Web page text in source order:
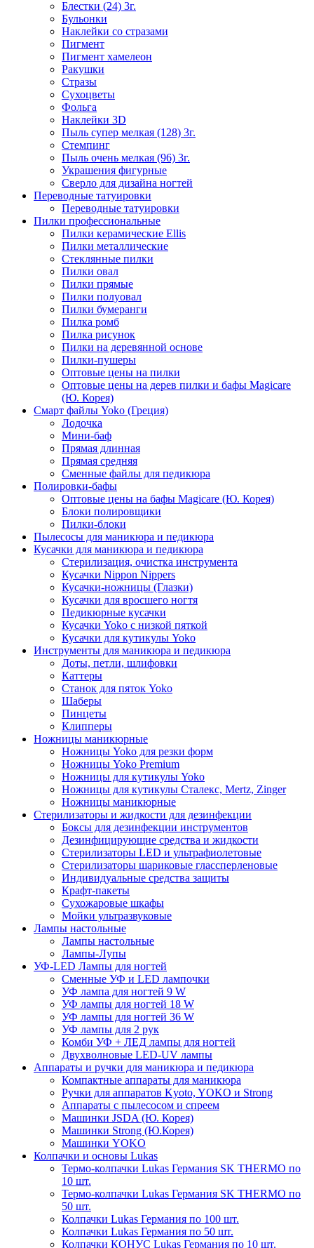
Блестки (24) 3г.
Бульонки
Наклейки со стразами
Пигмент
Пигмент хамелеон
Ракушки
Стразы
Сухоцветы
Фольга
Наклейки 3D
Пыль супер мелкая (128) 3г.
Стемпинг
Пыль очень мелкая (96) 3г.
Украшения фигурные
Сверло для дизайна ногтей
Переводные татуировки
Переводные татуировки
Пилки профессиональные
Пилки керамические Ellis
Пилки металлические
Стеклянные пилки
Пилки овал
Пилки прямые
Пилки полуовал
Пилки бумеранги
Пилка ромб
Пилка рисунок
Пилки на деревянной основе
Пилки-пушеры
Оптовые цены на пилки
Оптовые цены на дерев пилки и бафы Magicare
(Ю. Корея)
Смарт файлы Yoko (Греция)
Лодочка
Мини-баф
Прямая длинная
Прямая средняя
Сменные файлы для педикюра
Полировки-бафы
Оптовые цены на бафы Magicare (Ю. Корея)
Блоки полировщики
Пилки-блоки
Пылесосы для маникюра и педикюра
Кусачки для маникюра и педикюра
Стерилизация, очистка инструмента
Кусачки Nippon Nippers
Кусачки-ножницы (Глазки)
Кусачки для вросшего ногтя
Педикюрные кусачки
Кусачки Yoko с низкой пяткой
Кусачки для кутикулы Yoko
Инструменты для маникюра и педикюра
Доты, петли, шлифовки
Каттеры
Станок для пяток Yoko
Шаберы
Пинцеты
Клипперы
Ножницы маникюрные
Ножницы Yoko для резки форм
Ножницы Yoko Premium
Ножницы для кутикулы Yoko
Ножницы для кутикулы Сталекс, Mertz, Zinger
Ножницы маникюрные
Стерилизаторы и жидкости для дезинфекции
Боксы для дезинфекции инструментов
Дезинфицирующие средства и жидкости
Стерилизаторы LED и ультрафиолетовые
Стерилизаторы шариковые глассперленовые
Индивидуальные средства защиты
Крафт-пакеты
Сухожаровые шкафы
Мойки ультразвуковые
Лампы настольные
Лампы настольные
Лампы-Лупы
УФ-LED Лампы для ногтей
Сменные УФ и LED лампочки
УФ лампа для ногтей 9 W
УФ лампы для ногтей 18 W
УФ лампы для ногтей 36 W
УФ лампы для 2 рук
Комби УФ + ЛЕД лампы для ногтей
Двухволновые LED-UV лампы
Аппараты и ручки для маникюра и педикюра
Компактные аппараты для маникюра
Ручки для аппаратов Kyoto, YOKO и Strong
Аппараты с пылесосом и спреем
Машинки JSDA (Ю. Корея)
Машинки Strong (Ю.Корея)
Машинки YOKO
Колпачки и основы Lukas
Термо-колпачки Lukas Германия SK THERMO по
10 шт.
Термо-колпачки Lukas Германия SK THERMO по
50 шт.
Колпачки Lukas Германия по 100 шт.
Колпачки Lukas Германия по 50 шт.
Колпачки КОНУС Lukas Германия по 10 шт.